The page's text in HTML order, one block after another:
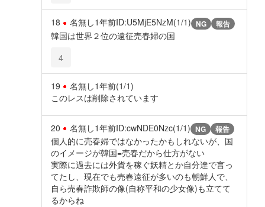
18 名無し1年前ID:U5MjE5NzM(1/1) NG 報告
韓国は世界２位の遠征売春婦の国
4
19 名無し1年前(1/1)
このレスは削除されています
20 名無し1年前ID:cwNDE0Nzc(1/1) NG 報告
個人的に売春婦ではなかったかもしれないが、国
のイメージが韓国=売春だから仕方がない
実際に過去には外貨を稼ぐ妖精とか自分達で言っ
てたし、現在でも売春遠征が多いのも朝鮮人で、
自ら売春詐欺師の像(自称平和の少女像)も立てて
るからね